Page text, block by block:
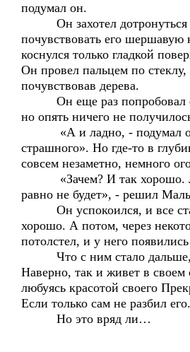
подумал он.
Он захотел дотронуться
почувствовать его шершавую
коснулся только гладкой
Он провел пальцем по
почувствовав дерева.
Он еще раз попробовал
но опять ничего не
«А и ладно, - подумал
страшного». Но где-то в
совсем незаметно, немного
«Зачем? И так хорошо.
равно не будет», - решил
Он успокоился, и все
хорошо. А потом, через
потолстел, и у него
Что с ним стало дальше,
Наверно, так и живет в своем
любуясь красотой своего
Если только сам не разбил его.
Но это вряд ли…